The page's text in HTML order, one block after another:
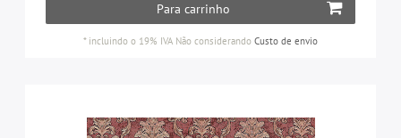
Para carrinho
* incluindo o 19% IVA Não considerando Custo de envio